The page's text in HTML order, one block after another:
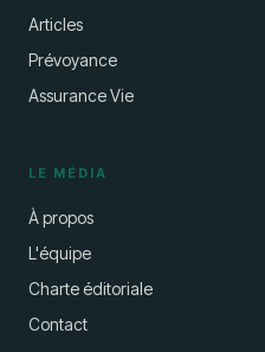
Articles
Prévoyance
Assurance Vie
LE MÉDIA
À propos
L'équipe
Charte éditoriale
Contact